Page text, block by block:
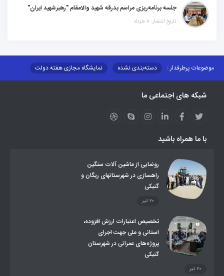
جلسه برنامه‌ریزی مراسم بدرقه شهید والامقام "رهبرشهید ایران"
تاریخ انتشار: ۱۱ خرداد
موضوعات پرطرفدار : دسته‌بندی نشده
نمایشگاه مجازی هفته دولت
مزایدات و مناقصات
محتوای کانون توسعه
عملکردها
عشایر استان
طرح و برنامه
روند ساماندهی عشایر داوطلب اسکان
تشکیلات اداری
شبکه های اجتماعی ما
با ما همراه باشید
رونمایی از ماشین آلات سنگین
راهسازی در شهرستانهای ریگان و
گنبکی
۲۰ تیر
تخصیص اعتبارات ارزش افزوده،
استانی و ملی جهت اجرای
پروژه‌های عمرانی در شهرستان
گنبکی
۲۰ تیر